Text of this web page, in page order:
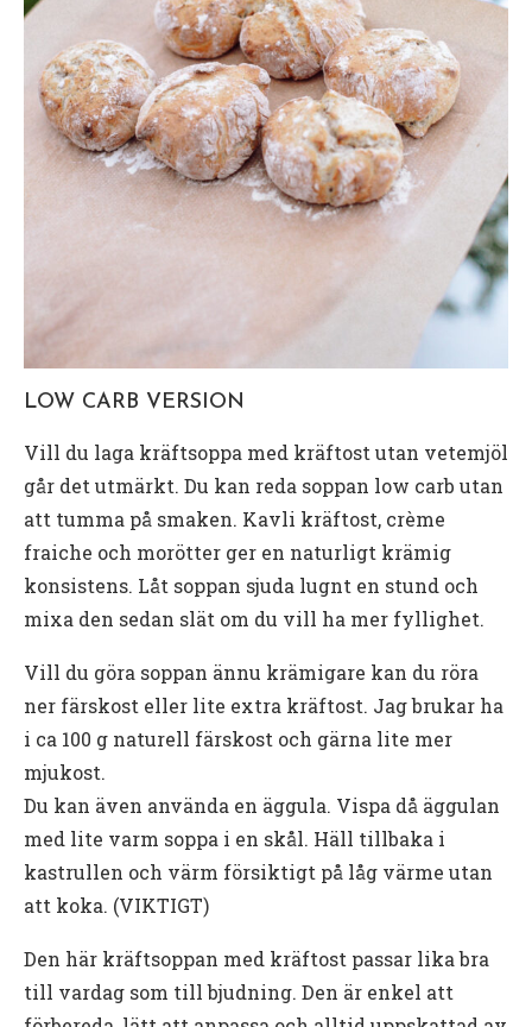
LOW CARB VERSION
Vill du laga kräftsoppa med kräftost utan vetemjöl
går det utmärkt. Du kan reda soppan low carb utan
att tumma på smaken. Kavli kräftost, crème
fraiche och morötter ger en naturligt krämig
konsistens. Låt soppan sjuda lugnt en stund och
mixa den sedan slät om du vill ha mer fyllighet.
Vill du göra soppan ännu krämigare kan du röra
ner färskost eller lite extra kräftost. Jag brukar ha
i ca 100 g naturell färskost och gärna lite mer
mjukost.
Du kan även använda en äggula. Vispa då äggulan
med lite varm soppa i en skål. Häll tillbaka i
kastrullen och värm försiktigt på låg värme utan
att koka. (VIKTIGT)
Den här kräftsoppan med kräftost passar lika bra
till vardag som till bjudning. Den är enkel att